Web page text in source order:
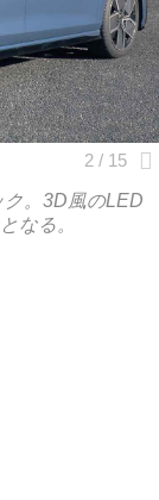
。3D風のLED
なる。